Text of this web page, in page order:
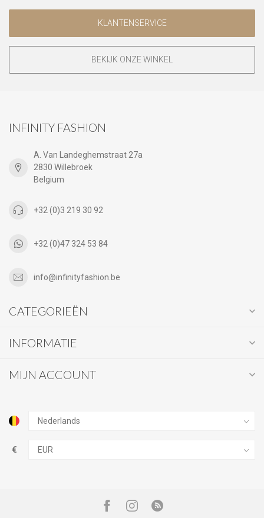
KLANTENSERVICE
BEKIJK ONZE WINKEL
INFINITY FASHION
A. Van Landeghemstraat 27a
2830 Willebroek
Belgium
+32 (0)3 219 30 92
+32 (0)47 324 53 84
info@infinityfashion.be
CATEGORIEËN
INFORMATIE
MIJN ACCOUNT
€